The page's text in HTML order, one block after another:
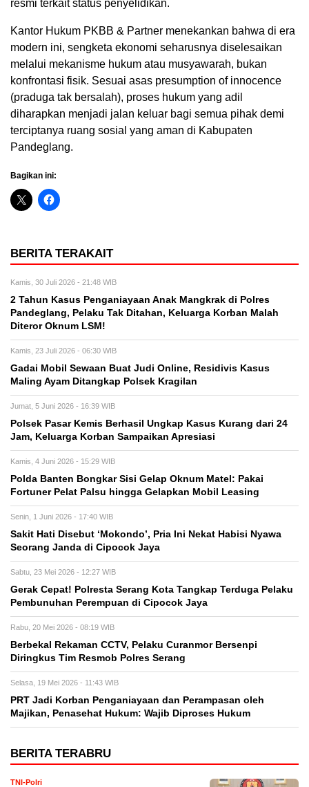
resmi terkait status penyelidikan.
Kantor Hukum PKBB & Partner menekankan bahwa di era
modern ini, sengketa ekonomi seharusnya diselesaikan
melalui mekanisme hukum atau musyawarah, bukan
konfrontasi fisik. Sesuai asas presumption of innocence
(praduga tak bersalah), proses hukum yang adil
diharapkan menjadi jalan keluar bagi semua pihak demi
terciptanya ruang sosial yang aman di Kabupaten
Pandeglang.
Bagikan ini:
BERITA TERAKAIT
Kamis, 30 Juli 2026 - 21:48 WIB
2 Tahun Kasus Penganiayaan Anak Mangkrak di Polres
Pandeglang, Pelaku Tak Ditahan, Keluarga Korban Malah
Diteror Oknum LSM!
Kamis, 23 Juli 2026 - 06:30 WIB
Gadai Mobil Sewaan Buat Judi Online, Residivis Kasus
Maling Ayam Ditangkap Polsek Kragilan
Jumat, 5 Juni 2026 - 16:39 WIB
Polsek Pasar Kemis Berhasil Ungkap Kasus Kurang dari 24
Jam, Keluarga Korban Sampaikan Apresiasi
Kamis, 4 Juni 2026 - 15:29 WIB
Polda Banten Bongkar Sisi Gelap Oknum Matel: Pakai
Fortuner Pelat Palsu hingga Gelapkan Mobil Leasing
Senin, 1 Juni 2026 - 17:40 WIB
Sakit Hati Disebut ‘Mokondo’, Pria Ini Nekat Habisi Nyawa
Seorang Janda di Cipocok Jaya
Sabtu, 23 Mei 2026 - 12:27 WIB
Gerak Cepat! Polresta Serang Kota Tangkap Terduga Pelaku
Pembunuhan Perempuan di Cipocok Jaya
Rabu, 20 Mei 2026 - 08:19 WIB
Berbekal Rekaman CCTV, Pelaku Curanmor Bersenpi
Diringkus Tim Resmob Polres Serang
Selasa, 19 Mei 2026 - 11:43 WIB
PRT Jadi Korban Penganiayaan dan Perampasan oleh
Majikan, Penasehat Hukum: Wajib Diproses Hukum
BERITA TERABRU
TNI-Polri